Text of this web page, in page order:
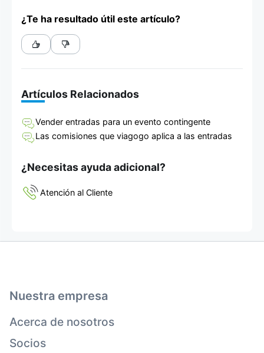
¿Te ha resultado útil este artículo?
Artículos Relacionados
Vender entradas para un evento contingente
Las comisiones que viagogo aplica a las entradas
¿Necesitas ayuda adicional?
Atención al Cliente
Nuestra empresa
Acerca de nosotros
Socios